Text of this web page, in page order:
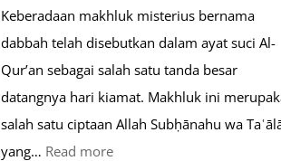
Mustajab
Keberadaan makhluk misterius bernama
dabbah telah disebutkan dalam ayat suci Al-
Qur’an sebagai salah satu tanda besar
datangnya hari kiamat. Makhluk ini
salah satu ciptaan Allah Subḥānahu wa
yang… Read more: